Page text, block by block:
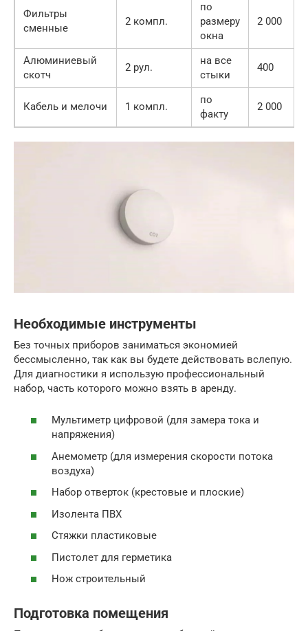
Фильтры
сменные
2 компл.
по
размеру
окна
2 000
Алюминиевый
скотч
2 рул.
на все
стыки
400
Кабель и мелочи 1 компл.
по
факту
2 000
Необходимые инструменты
Без точных приборов заниматься экономией
бессмысленно, так как вы будете действовать вслепую.
Для диагностики я использую профессиональный
набор, часть которого можно взять в аренду.
Мультиметр цифровой (для замера тока и
напряжения)
Анемометр (для измерения скорости потока
воздуха)
Набор отверток (крестовые и плоские)
Изолента ПВХ
Стяжки пластиковые
Пистолет для герметика
Нож строительный
Подготовка помещения